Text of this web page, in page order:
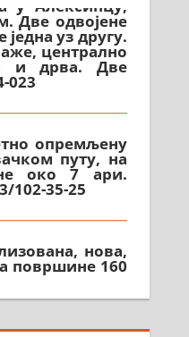
Две одвојене
уз другу.
централно
и дрва. Две
023
путу, на
око 7 ари.
102-35-25
површине 160
од 8 ари у
Алексинцу.
21-63-584